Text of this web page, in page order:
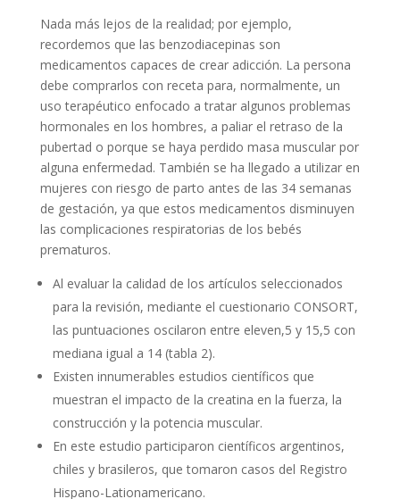
Nada más lejos de la realidad; por ejemplo,
recordemos que las benzodiacepinas son
medicamentos capaces de crear adicción. La persona
debe comprarlos con receta para, normalmente, un
uso terapéutico enfocado a tratar algunos problemas
hormonales en los hombres, a paliar el retraso de la
pubertad o porque se haya perdido masa muscular por
alguna enfermedad. También se ha llegado a utilizar en
mujeres con riesgo de parto antes de las 34 semanas
de gestación, ya que estos medicamentos disminuyen
las complicaciones respiratorias de los bebés
prematuros.
Al evaluar la calidad de los artículos seleccionados
para la revisión, mediante el cuestionario CONSORT,
las puntuaciones oscilaron entre eleven,5 y 15,5 con
mediana igual a 14 (tabla 2).
Existen innumerables estudios científicos que
muestran el impacto de la creatina en la fuerza, la
construcción y la potencia muscular.
En este estudio participaron científicos argentinos,
chiles y brasileros, que tomaron casos del Registro
Hispano-Lationamericano.